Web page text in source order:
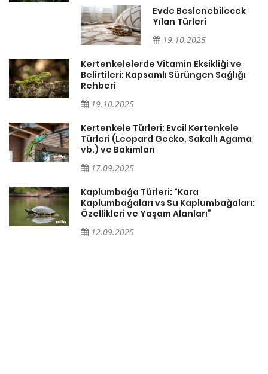
Evde Beslenebilecek
Yılan Türleri
19.10.2025
Kertenkelelerde Vitamin Eksikliği ve
Belirtileri: Kapsamlı Sürüngen Sağlığı
Rehberi
19.10.2025
Kertenkele Türleri: Evcil Kertenkele
Türleri (Leopard Gecko, Sakallı Agama
vb.) ve Bakımları
17.09.2025
Kaplumbağa Türleri: “Kara
Kaplumbağaları vs Su Kaplumbağaları:
Özellikleri ve Yaşam Alanları”
12.09.2025